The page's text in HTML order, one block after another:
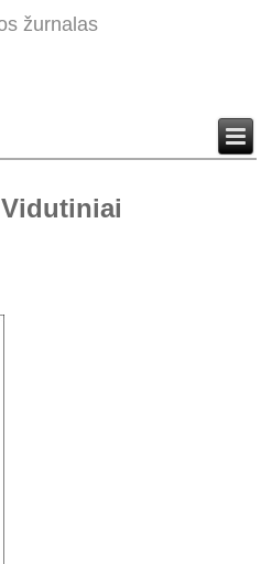
žurnalas